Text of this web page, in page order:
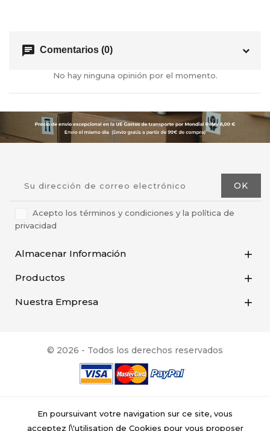
chat Comentarios (0)
No hay ninguna opinión por el momento.
Acepto los términos y condiciones y la política de
privacidad
Almacenar Información 
Productos 
Nuestra Empresa 
© 2026 - Todos los derechos reservados
En poursuivant votre navigation sur ce site, vous
acceptez l\'utilisation de Cookies pour vous proposer